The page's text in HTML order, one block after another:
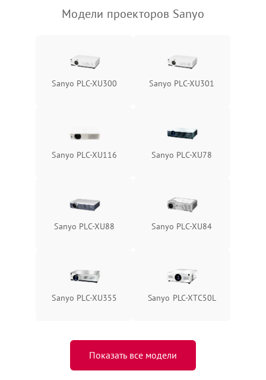
Модели проекторов Sanyo
Sanyo PLC-XU300 Sanyo PLC-XU301
Sanyo PLC-XU116 Sanyo PLC-XU78
Sanyo PLC-XU88 Sanyo PLC-XU84
Sanyo PLC-XU355 Sanyo PLC-XTC50L
Показать все модели